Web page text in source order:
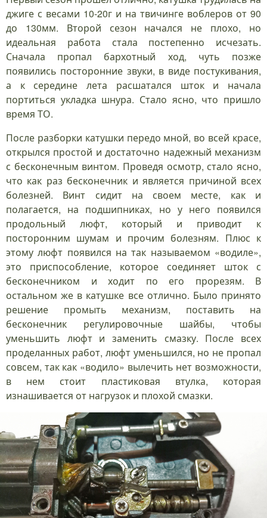
джиге с весами 10-20г и на твичинге воблеров от 90
до 130мм. Второй сезон начался не плохо, но
идеальная работа стала постепенно исчезать.
Сначала пропал бархотный ход, чуть позже
появились посторонние звуки, в виде постукивания,
а к середине лета расшатался шток и начала
портиться укладка шнура. Стало ясно, что пришло
время ТО.
После разборки катушки передо мной, во всей красе,
открылся простой и достаточно надежный механизм
с бесконечным винтом. Проведя осмотр, стало ясно,
что как раз бесконечник и является причиной всех
болезней. Винт сидит на своем месте, как и
полагается, на подшипниках, но у него появился
продольный люфт, который и приводит к
посторонним шумам и прочим болезням. Плюс к
этому люфт появился на так называемом «водиле»,
это приспособление, которое соединяет шток с
бесконечником и ходит по его прорезям. В
остальном же в катушке все отлично. Было принято
решение промыть механизм, поставить на
бесконечник регулировочные шайбы, чтобы
уменьшить люфт и заменить смазку. После всех
проделанных работ, люфт уменьшился, но не пропал
совсем, так как «водило» вылечить нет возможности,
в нем стоит пластиковая втулка, которая
изнашивается от нагрузок и плохой смазки.